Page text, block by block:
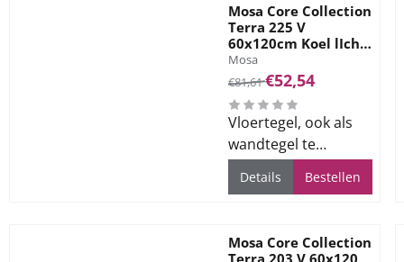
Mosa Core Collection
Terra 225 V
60x120cm Koel lIcht
Grijs
Merk:
Mosa
Van 81,61 voor 52,54
€81,61€52,54
Vloertegel, ook als
wandtegel te
gebruiken, voor alle
ruimtes
Details Bestellen
Mosa Core Collection